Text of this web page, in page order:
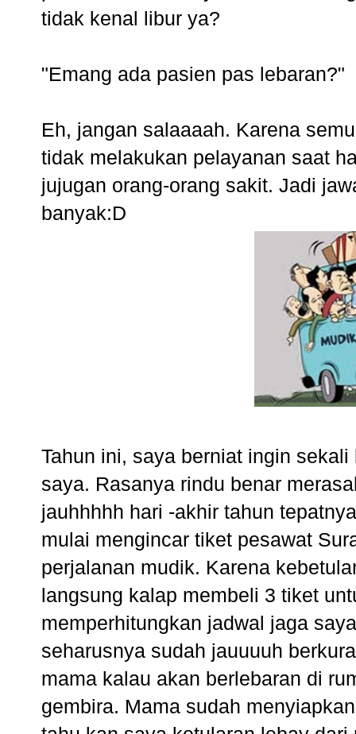
tidak kenal libur ya?
"Emang ada pasien pas lebaran?"
Eh, jangan salaaaah. Karena
tidak melakukan pelayanan saat
jujugan orang-orang sakit. Jadi
banyak:D
Tahun ini, saya berniat ingin
saya. Rasanya rindu benar
jauhhhhh hari -akhir tahun
mulai mengincar tiket pesawat
perjalanan mudik. Karena
langsung kalap membeli 3 tiket
memperhitungkan jadwal jaga
seharusnya sudah jauuuuh
mama kalau akan berlebaran di
gembira. Mama sudah